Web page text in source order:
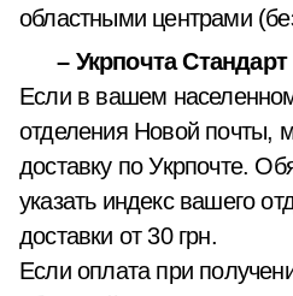
областными центрами
– Укрпочта Стандарт
Если в вашем
отделения Новой почты,
доставку по Укрпочте.
указать индекс вашего
доставки от 30 грн.
Если оплата при